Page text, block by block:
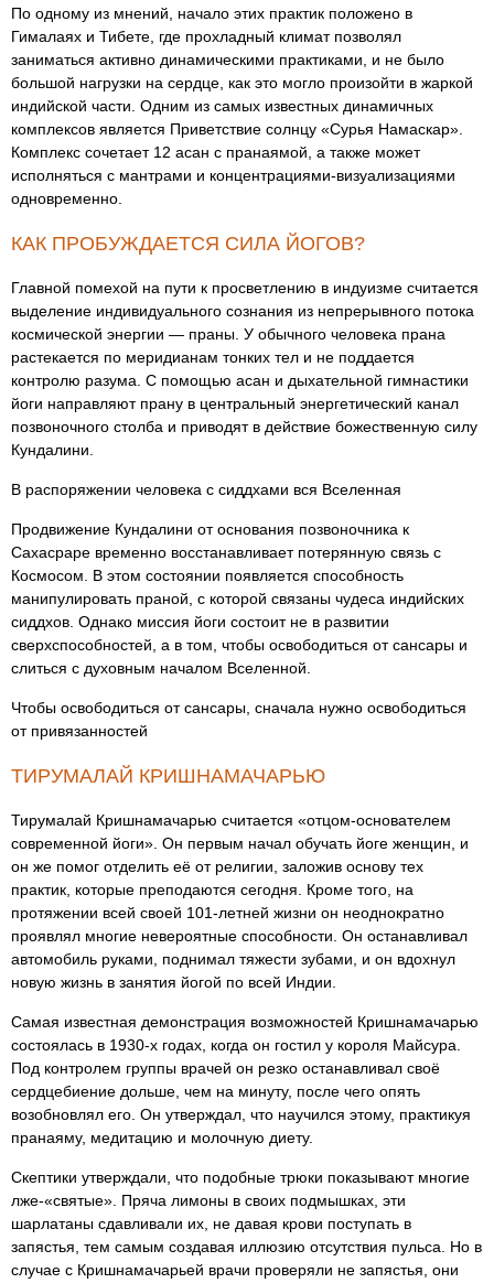
По одному из мнений, начало этих практик положено в
Гималаях и Тибете, где прохладный климат позволял
заниматься активно динамическими практиками, и не было
большой нагрузки на сердце, как это могло произойти в жаркой
индийской части. Одним из самых известных динамичных
комплексов является Приветствие солнцу «Сурья Намаскар».
Комплекс сочетает 12 асан с пранаямой, а также может
исполняться с мантрами и концентрациями-визуализациями
одновременно.
КАК ПРОБУЖДАЕТСЯ СИЛА ЙОГОВ?
Главной помехой на пути к просветлению в индуизме считается
выделение индивидуального сознания из непрерывного потока
космической энергии ― праны. У обычного человека прана
растекается по меридианам тонких тел и не поддается
контролю разума. С помощью асан и дыхательной гимнастики
йоги направляют прану в центральный энергетический канал
позвоночного столба и приводят в действие божественную силу
Кундалини.
В распоряжении человека с сиддхами вся Вселенная
Продвижение Кундалини от основания позвоночника к
Сахасраре временно восстанавливает потерянную связь с
Космосом. В этом состоянии появляется способность
манипулировать праной, с которой связаны чудеса индийских
сиддхов. Однако миссия йоги состоит не в развитии
сверхспособностей, а в том, чтобы освободиться от сансары и
слиться с духовным началом Вселенной.
Чтобы освободиться от сансары, сначала нужно освободиться
от привязанностей
ТИРУМАЛАЙ КРИШНАМАЧАРЬЮ
Тирумалай Кришнамачарью считается «отцом-основателем
современной йоги». Он первым начал обучать йоге женщин, и
он же помог отделить её от религии, заложив основу тех
практик, которые преподаются сегодня. Кроме того, на
протяжении всей своей 101-летней жизни он неоднократно
проявлял многие невероятные способности. Он останавливал
автомобиль руками, поднимал тяжести зубами, и он вдохнул
новую жизнь в занятия йогой по всей Индии.
Самая известная демонстрация возможностей Кришнамачарью
состоялась в 1930-х годах, когда он гостил у короля Майсура.
Под контролем группы врачей он резко останавливал своё
сердцебиение дольше, чем на минуту, после чего опять
возобновлял его. Он утверждал, что научился этому, практикуя
пранаяму, медитацию и молочную диету.
Скептики утверждали, что подобные трюки показывают многие
лже-«святые». Пряча лимоны в своих подмышках, эти
шарлатаны сдавливали их, не давая крови поступать в
запястья, тем самым создавая иллюзию отсутствия пульса. Но в
случае с Кришнамачарьей врачи проверяли не запястья, они